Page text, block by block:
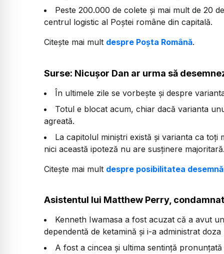
Peste 200.000 de colete și mai mult de 20
centrul logistic al Poștei române din capitală.
Citește mai mult despre Poșta Română.
Surse: Nicușor Dan ar urma să
În ultimele zile se vorbește și despre
Totul e blocat acum, chiar dacă varianta
agreată.
La capitolul miniștri există și varianta ca
nici această ipoteză nu are susținere majoritară.
Citește mai mult despre posibilitatea
Asistentul lui Matthew Perry,
Kenneth Iwamasa a fost acuzat că a avut
dependentă de ketamină și i-a administrat doza
A fost a cincea și ultima sentință